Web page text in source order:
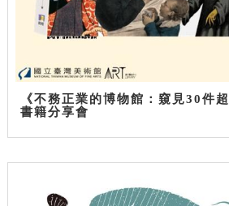
《不務正業的博物館：窺見30件
書籍分享會